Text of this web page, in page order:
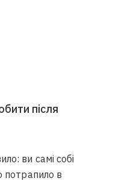
після
ви самі собі
потрапило в